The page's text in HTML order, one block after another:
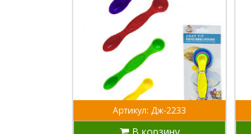
Артикул: Дж-2233